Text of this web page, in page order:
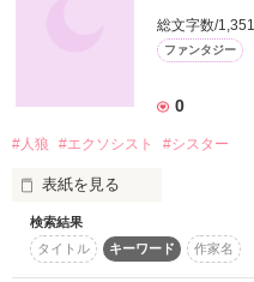
200文字でゾッ！こわい短
スターツ出版小説投稿サ
そこが、とても危険な場所と
そんな私を、あなたが助けて
赤い瞳の、あなたが。
それがどれだけ危険であるか
総文字数/1,351
ファンタジー
0
#人狼 #エクソシスト #シスター
表紙を見る
教会から派遣されたエクソシ
検索結果
タイトル
キーワード 作家名